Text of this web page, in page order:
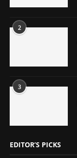
2
3
EDITOR’S PICKS